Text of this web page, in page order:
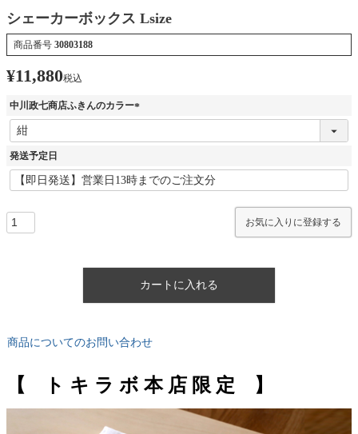
シェーカーボックス Lsize
商品番号 30803188
¥11,880税込
中川政七商店ふきんのカラー
(
発送予定日
お気に入りに登録する
カートに入れる
商品についてのお問い合わせ
【 ト キ ラ ボ 本 店 限 定 】